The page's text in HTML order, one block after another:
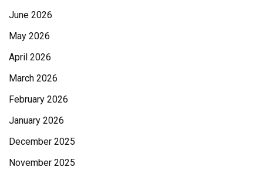
June 2026
May 2026
April 2026
March 2026
February 2026
January 2026
December 2025
November 2025